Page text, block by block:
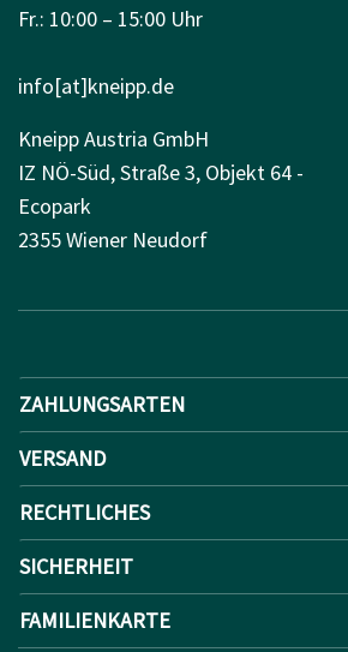
Fr.: 10:00 – 15:00 Uhr
info[at]kneipp.de
Kneipp Austria GmbH
IZ NÖ-Süd, Straße 3, Objekt 64 -
Ecopark
2355 Wiener Neudorf
ZAHLUNGSARTEN
VERSAND
RECHTLICHES
SICHERHEIT
FAMILIENKARTE